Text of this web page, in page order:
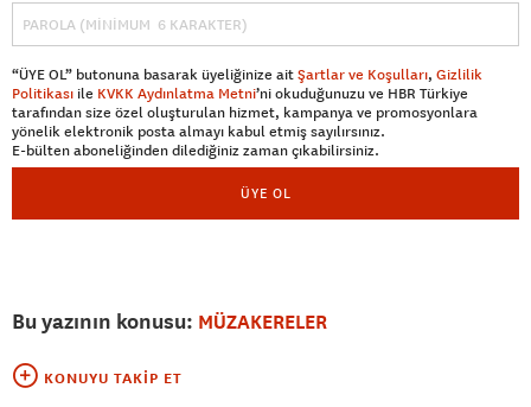
“ÜYE OL” butonuna basarak üyeliğinize aitŞartlar ve Koşulları, Gizlilik
Politikası ile KVKK Aydınlatma Metni’ni okuduğunuzu ve HBR Türkiye
tarafından size özel oluşturulan hizmet, kampanya ve promosyonlara
yönelik elektronik posta almayı kabul etmiş sayılırsınız.
E-bülten aboneliğinden dilediğiniz zaman çıkabilirsiniz.
ÜYE OL
Bu yazının konusu: MÜZAKERELER
KONUYU TAKIP ET